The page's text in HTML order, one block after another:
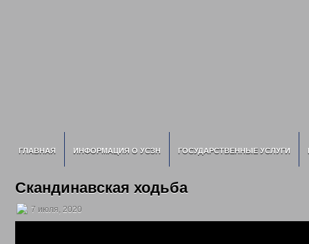
ГЛАВНАЯ ИНФОРМАЦИЯ О УСЗН ГОСУДАРСТВЕННЫЕ УСЛУГИ
Скандинавская ходьба
7 июля, 2020